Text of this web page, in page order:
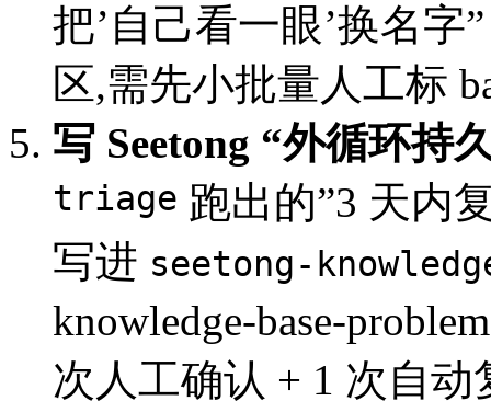
把’自己看一眼’换名
区,需先小批量人工标
写 Seetong “外循环持
triage 跑出的”3 天内
写进 seetong-
knowledge-base-
次人工确认 + 1 次自